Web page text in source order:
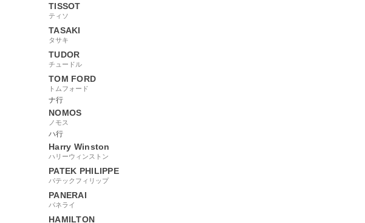
TISSOT
ティソ
TASAKI
タサキ
TUDOR
チュードル
TOM FORD
トムフォード
ナ行
NOMOS
ノモス
ハ行
Harry Winston
ハリーウィンストン
PATEK PHILIPPE
パテックフィリップ
PANERAI
パネライ
HAMILTON